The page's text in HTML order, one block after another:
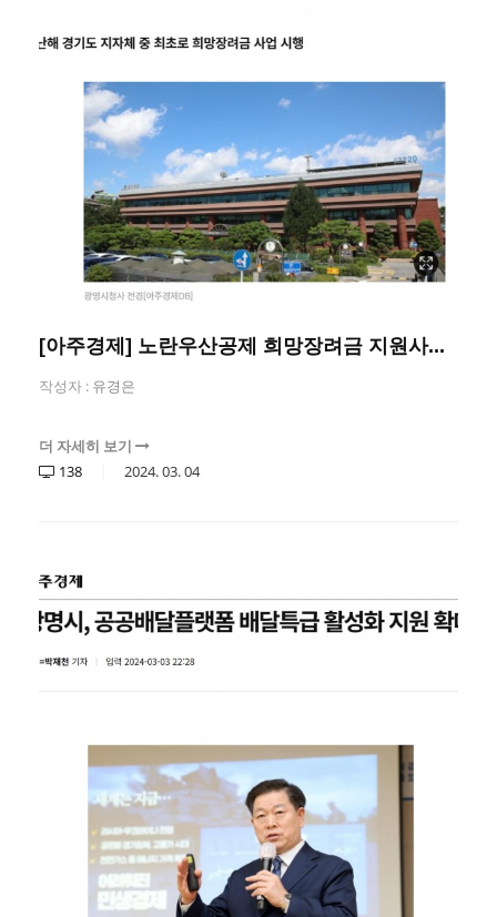
[아주경제] 노란우산공제 희망장려금 지원사...
작성자 : 유경은
더 자세히 보기
138
2024.03.04